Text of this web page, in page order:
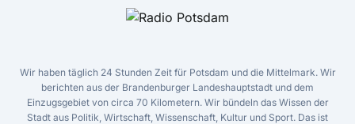
Wir haben täglich 24 Stunden Zeit für Potsdam und die Mittelmark. Wir
berichten aus der Brandenburger Landeshauptstadt und dem
Einzugsgebiet von circa 70 Kilometern. Wir bündeln das Wissen der
Stadt aus Politik, Wirtschaft, Wissenschaft, Kultur und Sport. Das ist